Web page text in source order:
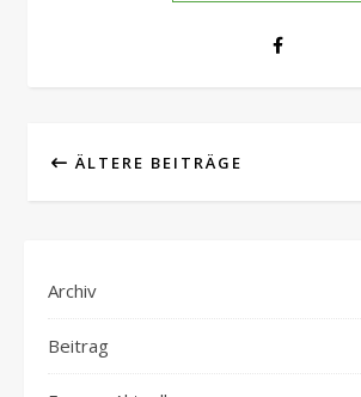
ÄLTERE BEITRÄGE
Archiv
Beitrag